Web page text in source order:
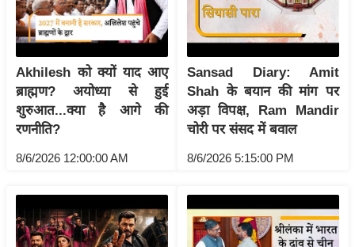
ट
खे
ल
क्रि
के
ट
P
0
Akhilesh को क्यों याद आए
ब्राह्मण? अयोध्या से हुई
शुरुआत...क्या है आगे की
रणनीति?
8/6/2026 12:00:00 AM
Sansad Diary: Amit
Shah के बयान की मांग पर
अड़ा विपक्ष, Ram Mandir
चोरी पर संसद में बवाल
8/6/2026 5:15:00 PM